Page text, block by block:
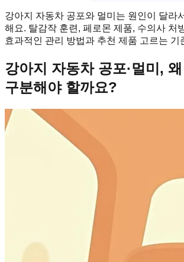
강아지 자동차 공포와 멀미는 원인이 달라
해요. 탈감작 훈련, 페로몬 제품, 수의사 처
효과적인 관리 방법과 추천 제품 고르는 기
강아지 자동차 공포·멀미,
구분해야 할까요?